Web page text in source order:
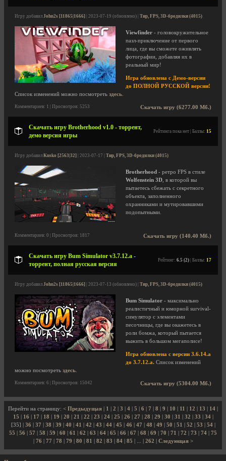
Игру добавил John2s [11865|1666] | 2023-07-19 (обновлено) | Тир, FPS, 3D-бродилки (4015)
Viewfinder - головокружительное
пазл-приключение от первого
лица, где вы сможете оживлять
фотографии, добавляя их в
реальный мир!
Игра обновлена с Демо-версии
до ПОЛНОЙ РУССКОЙ версии!
Список изменений можно посмотреть здесь
Скачать игру (6277.00 Мб.)
Комментариев: 1 | Просмотров: 5253
Скачать игру Brotherhood v1.0 - торрент,
демо версия игры
Рейтинга пока нет | Баллы: 15
Игру добавил Kusko [2563|32] | 2023-07-17 | Тир, FPS, 3D-бродилки (4015)
Brotherhood - ретро FPS в стиле
Wolfenstein 3D , в которой вы
пытаетесь сбежать с секретного
объекта, заполненного
охранниками и мутировавшими
подопытными.
Скачать игру (140.40 Мб.)
Комментариев: 0 | Просмотров: 1817
Скачать игру Bum Simulator v3.7.12.a -
торрент, полная русская версия
Рейтинг: 6.5 (2) | Баллы: 17
Игру добавил John2s [11865|1666] | 2023-07-13 (обновлено) | Тир, FPS, 3D-бродилки (4015)
Bum Simulator - максимально
реалистичный и юморной survival-
симулятор с элементами
песочницы, где вы окажетесь в
роли бомжа, который пытается
выжить в большом мегаполисе!
Игра обновлена с версии 3.6.14.a
до 3.7.12.a. Список изменений
можно посмотреть здесь
Скачать игру (5304.00 Мб.)
Комментариев: 6 | Просмотров: 15042
Перейти на страницу: < Предыдущая 1 2 3 4 5 6 7 8 9 10 11 12 13 14
15
16 17 18 19 20 21 22 23 24| 25 26 27 28 29 30 31 32 33 34|
[35] | 36 37 38 39 40 41 42 43 44| 45 46 47 48 49 50 51 52 53 54|
55
56 57 58 59 60 61 62 63 64 65 66 67 68 69 70 71 72 73 74
75
76 77 78 79 80 81 82 83 84| 85 262 Следующая >